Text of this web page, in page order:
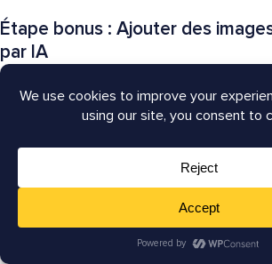
Étape bonus : Ajouter des
par IA
Vous maîtrisez la rédaction de contenu
qu'en est-il des éléments visuels de
Si vous êtes comme moi, au moment où
terminé d'écrire et de perfectionner
êtes un peu démotivé à l'idée de
Je déteste devoir parcourir des sites de
stock et trouver enfin une image qui me